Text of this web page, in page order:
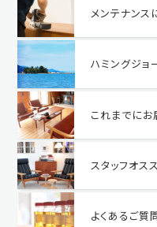
メンテナンス
ハミングジョ
これまでに
スタッフオス
よくあるご質